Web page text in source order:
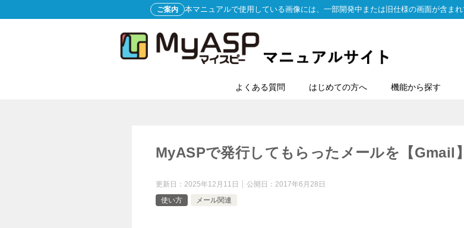
ご案内 本マニュアルで使用している画像には、一部開発中または旧仕様の画面が含ま
よくある質問 はじめての方へ 機能から探す
MyASPで発行してもらったメールを【Gmail
更新日： 2025年12月11日 公開日： 2017年6月28日
使い方
メール関連